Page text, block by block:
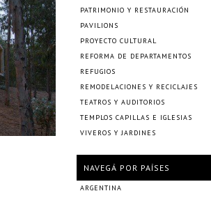
PATRIMONIO Y RESTAURACIÓN
PAVILIONS
PROYECTO CULTURAL
REFORMA DE DEPARTAMENTOS
REFUGIOS
REMODELACIONES Y RECICLAJES
TEATROS Y AUDITORIOS
TEMPLOS CAPILLAS E IGLESIAS
VIVEROS Y JARDINES
NAVEGÁ POR PAÍSES
ARGENTINA